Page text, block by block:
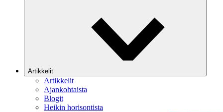
Artikkelit
Artikkelit
Ajankohtaista
Blogit
Heikin horisontista